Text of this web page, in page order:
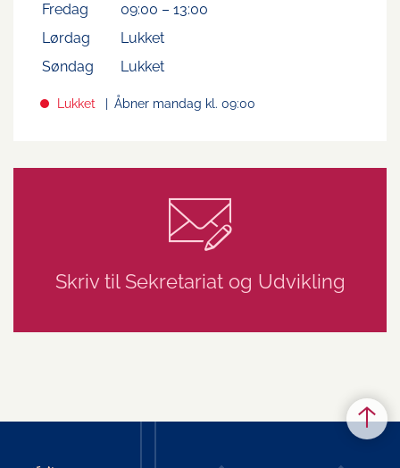
Fredag
09:00 – 13:00
Lørdag
Lukket
Søndag
Lukket
Lukket Åbner mandag kl. 09:00
Skriv til Sekretariat og Udvikling